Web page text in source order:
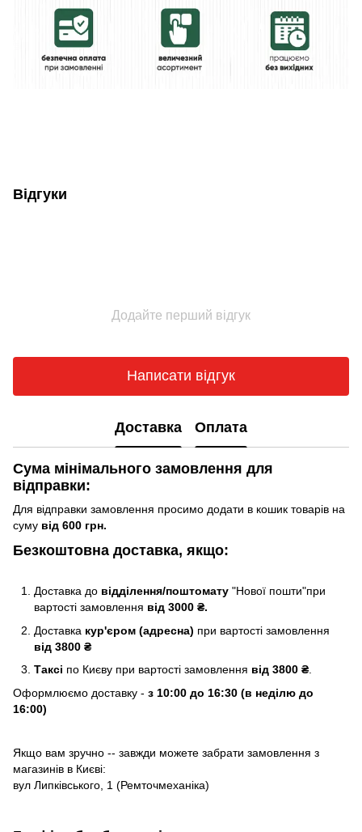
Відгуки
Додайте перший відгук
Написати відгук
Доставка Оплата
Сума мінімального замовлення для
відправки:
Для відправки замовлення просимо додати в кошик товарів на
суму від 600 грн.
Безкоштовна доставка, якщо:
Доставка до відділення/поштомату "Нової пошти"при
вартості замовлення від 3000 ₴.
Доставка кур'єром (адресна) при вартості замовлення
від 3800 ₴
Таксі по Києву при вартості замовлення від 3800 ₴.
Оформлюємо доставку - з 10:00 до 16:30 (в неділю до
16:00)
Якщо вам зручно -- завжди можете забрати замовлення з
магазинів в Києві:
вул Липківського, 1 (Ремточмеханіка)